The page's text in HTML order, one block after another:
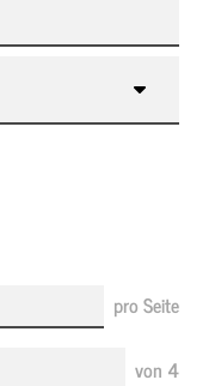
pro Seite
von 4